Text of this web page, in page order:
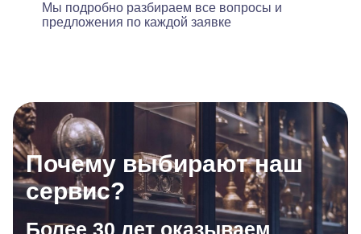
Мы подробно разбираем все вопросы и
предложения по каждой заявке
Почему выбирают наш
сервис?
Более 30 лет оказываем